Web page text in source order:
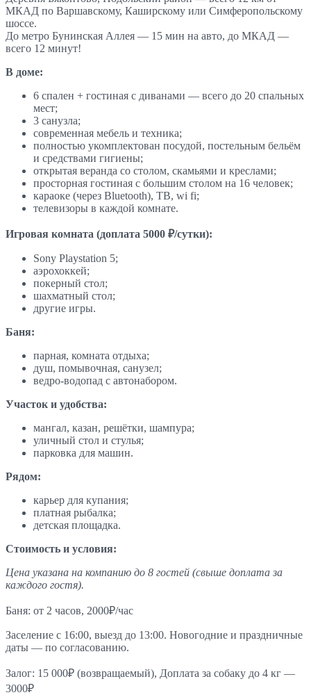
МКАД по Варшавскому, Каширскому или Симферопольскому
шоссе.
До метро Бунинская Аллея — 15 мин на авто, до МКАД —
всего 12 минут!
В доме:
6 спален + гостиная с диванами — всего до 20 спальных
мест;
3 санузла;
современная мебель и техника;
полностью укомплектован посудой, постельным бельём
и средствами гигиены;
открытая веранда со столом, скамьями и креслами;
просторная гостиная с большим столом на 16 человек;
караоке (через Bluetooth), ТВ, wi fi;
телевизоры в каждой комнате.
Игровая комната (доплата 5000 ₽/сутки):
Sony Playstation 5;
аэрохоккей;
покерный стол;
шахматный стол;
другие игры.
Баня:
парная, комната отдыха;
душ, помывочная, санузел;
ведро-водопад с автонабором.
Участок и удобства:
мангал, казан, решётки, шампура;
уличный стол и стулья;
парковка для машин.
Рядом:
карьер для купания;
платная рыбалка;
детская площадка.
Стоимость и условия:
Цена указана на компанию до 8 гостей (свыше доплата за
каждого гостя).
Баня: от 2 часов, 2000₽/час
Заселение с 16:00, выезд до 13:00. Новогодние и праздничные
даты — по согласованию.
Залог: 15 000₽ (возвращаемый), Доплата за собаку до 4 кг —
3000₽